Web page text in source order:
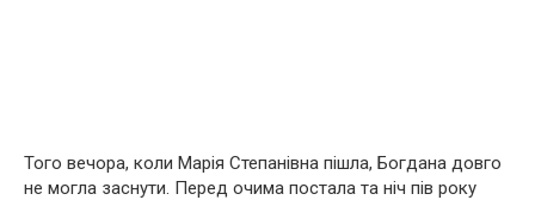
Того вечора, коли Марія Степанівна пішла, Богдана довго
не могла заснути. Перед очима постала та ніч пів року